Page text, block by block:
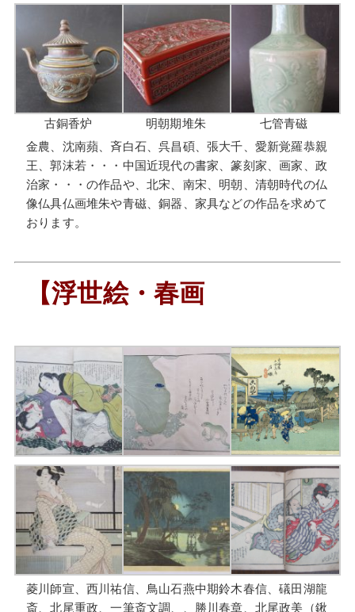
古銅香炉 明朝期堆朱
七管青磁
金農、沈南蘋、斉白石、呉昌碩、張大千、愛新覚羅恭親
王、郭沫若・・・中国近現代の書家、篆刻家、画家、政
治家・・・の作品や、北宋、南宋、明朝、清朝時代の仏
像仏具仏画堆朱や青磁、銅器、家具などの作品を求めて
おります。
【浮世絵・春画
菱川師宣、西川祐信、鳥山石燕中期鈴木春信、礒田湖龍
斎、北尾重政、一筆斎文調、、勝川春章、北尾政美（鍬